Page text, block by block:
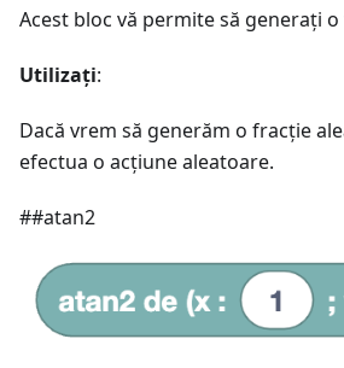
Acest bloc vă permite să generați
Utilizați:
Dacă vrem să generăm o fracție
efectua o acțiune aleatoare.
##atan2